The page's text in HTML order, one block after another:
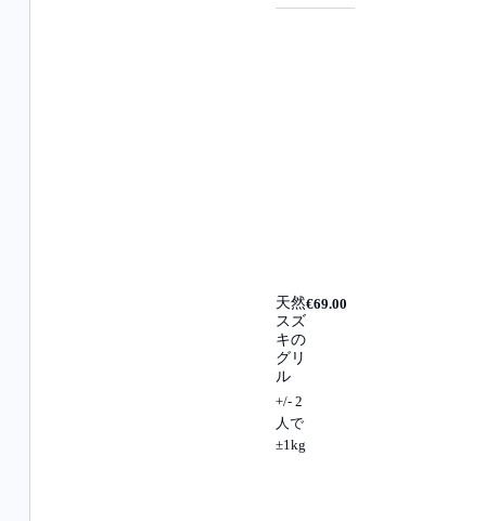
天然
スズ
キの
グリ
ル
+/- 2
人で
±1kg
€69.00